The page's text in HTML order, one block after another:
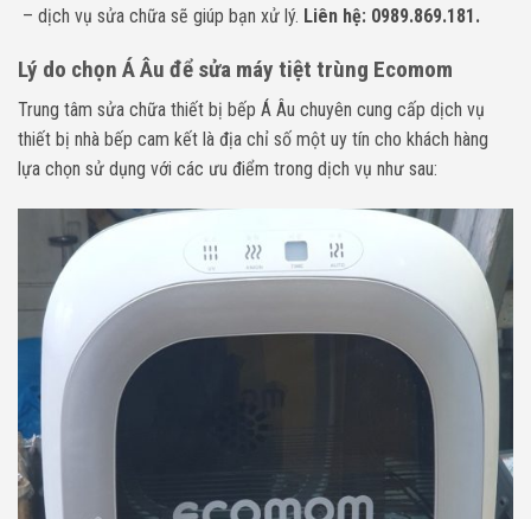
– dịch vụ sửa chữa sẽ giúp bạn xử lý. Liên hệ: 0989.869.181.
Lý do chọn Á Âu để sửa máy tiệt trùng Ecomom
Trung tâm sửa chữa thiết bị bếp Á Âu chuyên cung cấp dịch vụ
thiết bị nhà bếp cam kết là địa chỉ số một uy tín cho khách hàng
lựa chọn sử dụng với các ưu điểm trong dịch vụ như sau: